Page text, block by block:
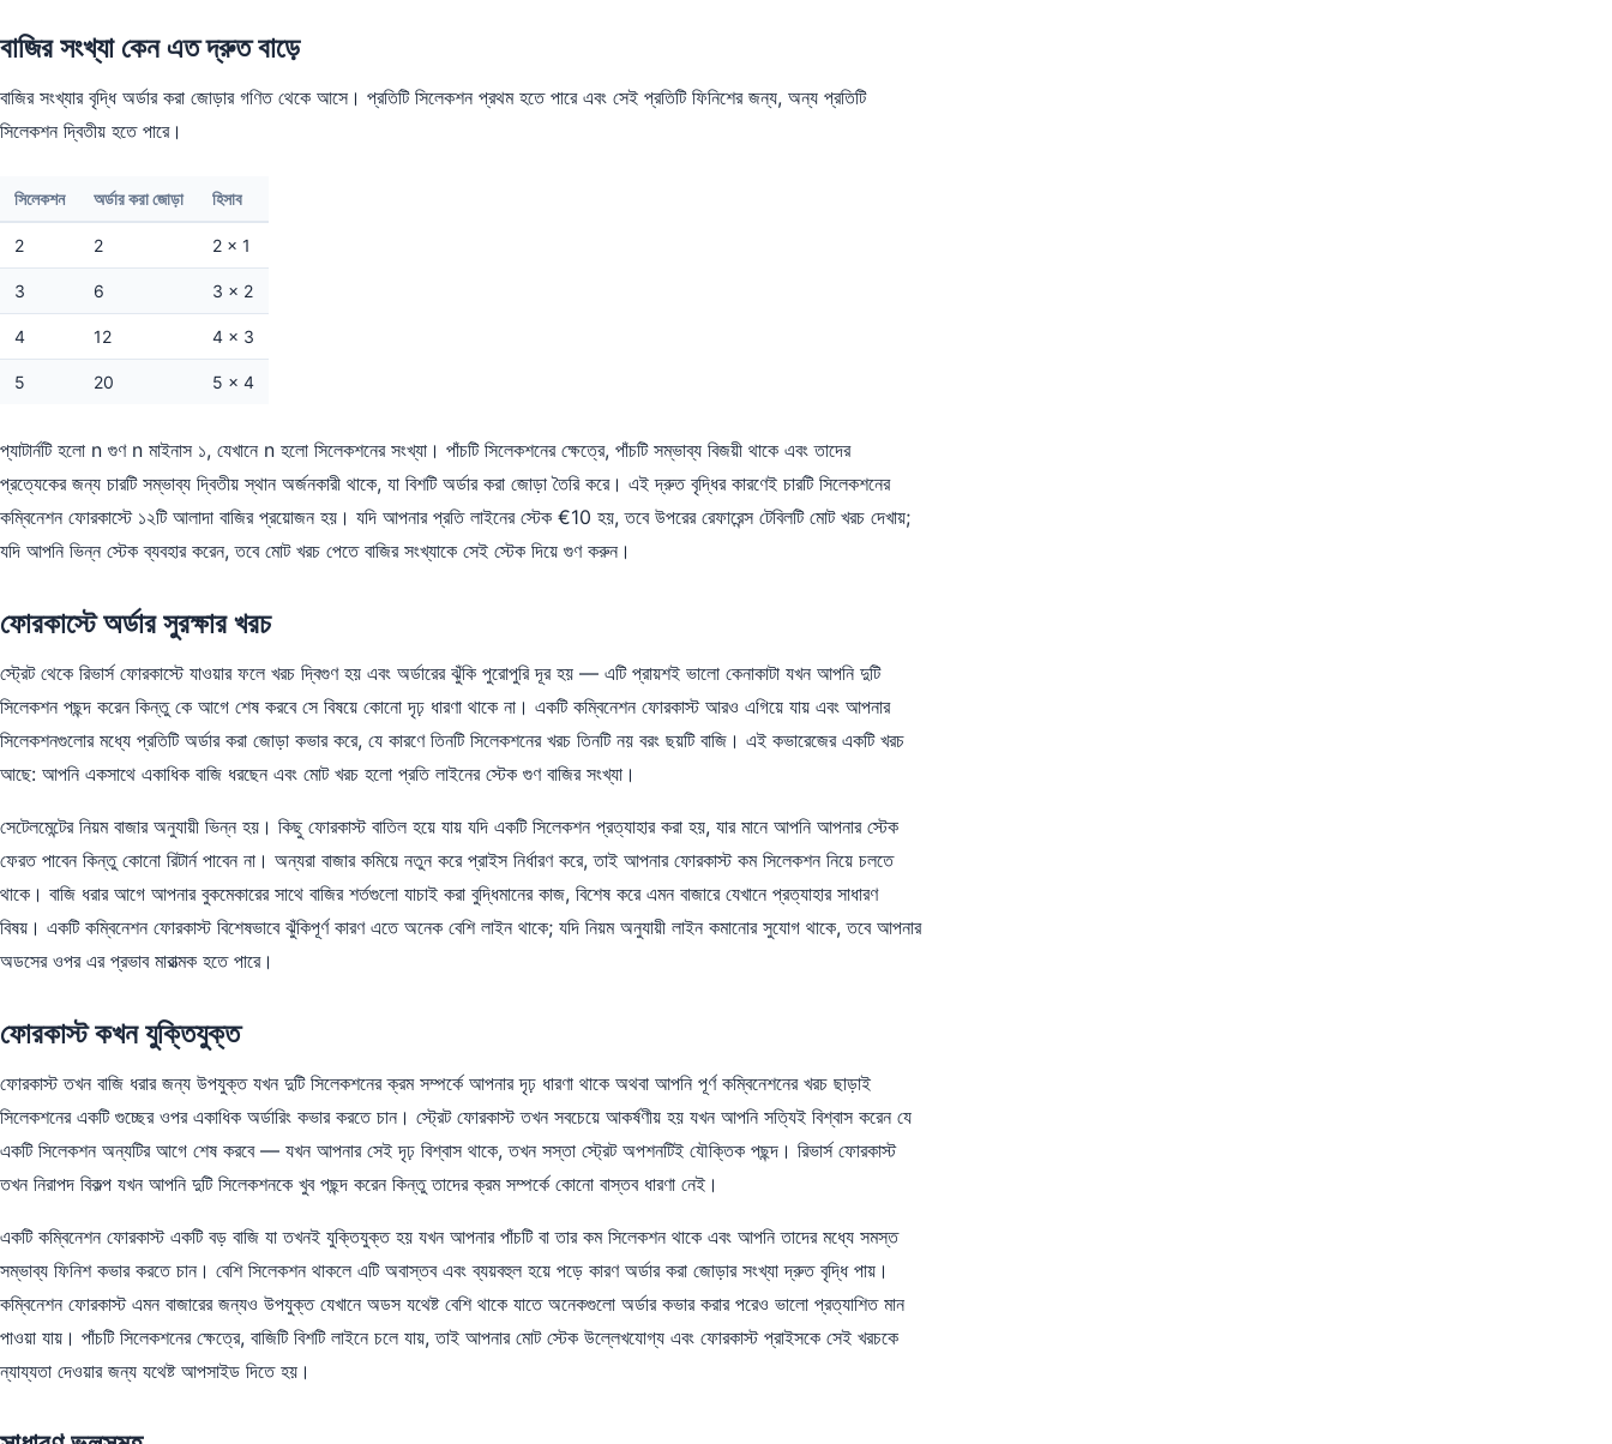
বাজির সংখ্যা কেন এত দ্রুত বাড়ে
বাজির সংখ্যার বৃদ্ধি অর্ডার করা জোড়ার গণিত থেকে আসে। প্রতিটি সিলেকশন প্রথম হতে পারে এবং সেই প্রতিটি ফিনিশের জন্য, অন্য প্রতিটি
সিলেকশন দ্বিতীয় হতে পারে।
সিলেকশন অর্ডার করা জোড়া হিসাব
2 2 2 × 1
3 6 3 × 2
4 12 4 × 3
5 20 5 × 4
প্যাটার্নটি হলো n গুণ n মাইনাস ১, যেখানে n হলো সিলেকশনের সংখ্যা। পাঁচটি সিলেকশনের ক্ষেত্রে, পাঁচটি সম্ভাব্য বিজয়ী থাকে এবং তাদের
প্রত্যেকের জন্য চারটি সম্ভাব্য দ্বিতীয় স্থান অর্জনকারী থাকে, যা বিশটি অর্ডার করা জোড়া তৈরি করে। এই দ্রুত বৃদ্ধির কারণেই চারটি সিলেকশনের
কম্বিনেশন ফোরকাস্টে ১২টি আলাদা বাজির প্রয়োজন হয়। যদি আপনার প্রতি লাইনের স্টেক €10 হয়, তবে উপরের রেফারেন্স টেবিলটি মোট খরচ দেখায়;
যদি আপনি ভিন্ন স্টেক ব্যবহার করেন, তবে মোট খরচ পেতে বাজির সংখ্যাকে সেই স্টেক দিয়ে গুণ করুন।
ফোরকাস্টে অর্ডার সুরক্ষার খরচ
স্ট্রেট থেকে রিভার্স ফোরকাস্টে যাওয়ার ফলে খরচ দ্বিগুণ হয় এবং অর্ডারের ঝুঁকি পুরোপুরি দূর হয় — এটি প্রায়শই ভালো কেনাকাটা যখন আপনি দুটি
সিলেকশন পছন্দ করেন কিন্তু কে আগে শেষ করবে সে বিষয়ে কোনো দৃঢ় ধারণা থাকে না। একটি কম্বিনেশন ফোরকাস্ট আরও এগিয়ে যায় এবং আপনার
সিলেকশনগুলোর মধ্যে প্রতিটি অর্ডার করা জোড়া কভার করে, যে কারণে তিনটি সিলেকশনের খরচ তিনটি নয় বরং ছয়টি বাজি। এই কভারেজের একটি খরচ
আছে: আপনি একসাথে একাধিক বাজি ধরছেন এবং মোট খরচ হলো প্রতি লাইনের স্টেক গুণ বাজির সংখ্যা।
সেটেলমেন্টের নিয়ম বাজার অনুযায়ী ভিন্ন হয়। কিছু ফোরকাস্ট বাতিল হয়ে যায় যদি একটি সিলেকশন প্রত্যাহার করা হয়, যার মানে আপনি আপনার স্টেক
ফেরত পাবেন কিন্তু কোনো রিটার্ন পাবেন না। অন্যরা বাজার কমিয়ে নতুন করে প্রাইস নির্ধারণ করে, তাই আপনার ফোরকাস্ট কম সিলেকশন নিয়ে চলতে
থাকে। বাজি ধরার আগে আপনার বুকমেকারের সাথে বাজির শর্তগুলো যাচাই করা বুদ্ধিমানের কাজ, বিশেষ করে এমন বাজারে যেখানে প্রত্যাহার সাধারণ
বিষয়। একটি কম্বিনেশন ফোরকাস্ট বিশেষভাবে ঝুঁকিপূর্ণ কারণ এতে অনেক বেশি লাইন থাকে; যদি নিয়ম অনুযায়ী লাইন কমানোর সুযোগ থাকে, তবে আপনার
অডসের ওপর এর প্রভাব মারাত্মক হতে পারে।
ফোরকাস্ট কখন যুক্তিযুক্ত
ফোরকাস্ট তখন বাজি ধরার জন্য উপযুক্ত যখন দুটি সিলেকশনের ক্রম সম্পর্কে আপনার দৃঢ় ধারণা থাকে অথবা আপনি পূর্ণ কম্বিনেশনের খরচ ছাড়াই
সিলেকশনের একটি গুচ্ছের ওপর একাধিক অর্ডারিং কভার করতে চান। স্ট্রেট ফোরকাস্ট তখন সবচেয়ে আকর্ষণীয় হয় যখন আপনি সত্যিই বিশ্বাস করেন যে
একটি সিলেকশন অন্যটির আগে শেষ করবে — যখন আপনার সেই দৃঢ় বিশ্বাস থাকে, তখন সস্তা স্ট্রেট অপশনটিই যৌক্তিক পছন্দ। রিভার্স ফোরকাস্ট
তখন নিরাপদ বিকল্প যখন আপনি দুটি সিলেকশনকে খুব পছন্দ করেন কিন্তু তাদের ক্রম সম্পর্কে কোনো বাস্তব ধারণা নেই।
একটি কম্বিনেশন ফোরকাস্ট একটি বড় বাজি যা তখনই যুক্তিযুক্ত হয় যখন আপনার পাঁচটি বা তার কম সিলেকশন থাকে এবং আপনি তাদের মধ্যে সমস্ত
সম্ভাব্য ফিনিশ কভার করতে চান। বেশি সিলেকশন থাকলে এটি অবাস্তব এবং ব্যয়বহুল হয়ে পড়ে কারণ অর্ডার করা জোড়ার সংখ্যা দ্রুত বৃদ্ধি পায়।
কম্বিনেশন ফোরকাস্ট এমন বাজারের জন্যও উপযুক্ত যেখানে অডস যথেষ্ট বেশি থাকে যাতে অনেকগুলো অর্ডার কভার করার পরেও ভালো প্রত্যাশিত মান
পাওয়া যায়। পাঁচটি সিলেকশনের ক্ষেত্রে, বাজিটি বিশটি লাইনে চলে যায়, তাই আপনার মোট স্টেক উল্লেখযোগ্য এবং ফোরকাস্ট প্রাইসকে সেই খরচকে
ন্যায্যতা দেওয়ার জন্য যথেষ্ট আপসাইড দিতে হয়।